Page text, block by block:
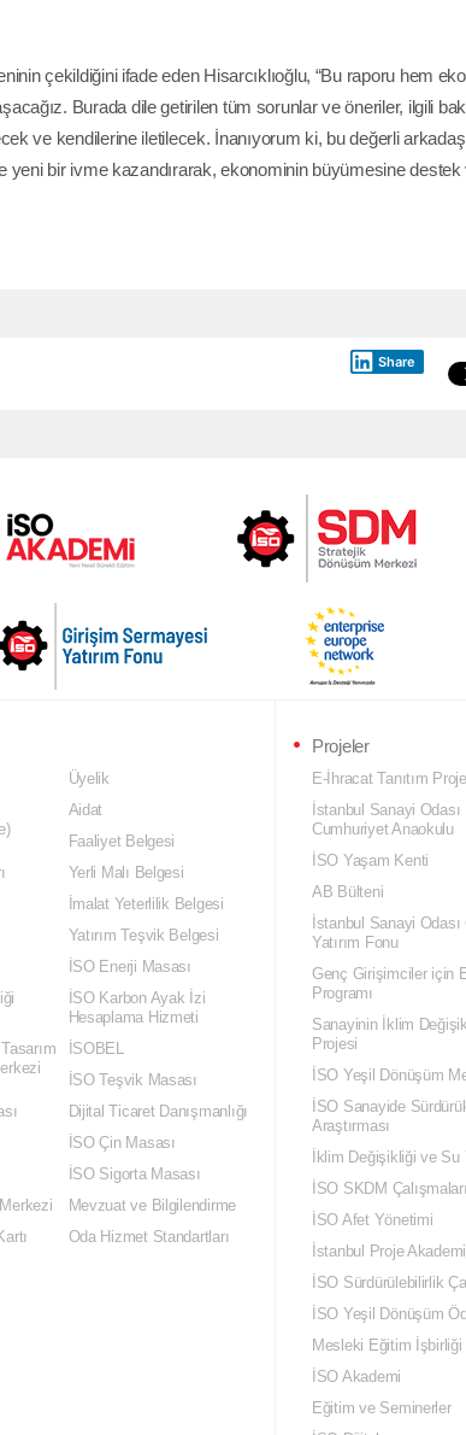
çekildiğini ifade eden Hisarcıklıoğlu, “Bu raporu hem
Burada dile getirilen tüm sorunlar ve öneriler, ilgili
ve kendilerine iletilecek. İnanıyorum ki, bu değerli
yeni bir ivme kazandırarak, ekonominin büyümesine destek
Share
Üyelik
Aidat
Faaliyet Belgesi
Yerli Malı Belgesi
İmalat Yeterlilik Belgesi
Yatırım Teşvik Belgesi
İSO Enerji Masası
İSO Karbon Ayak İzi
Hesaplama Hizmeti
İSOBEL
İSO Teşvik Masası
Dijital Ticaret Danışmanlığı
İSO Çin Masası
İSO Sigorta Masası
Mevzuat ve Bilgilendirme
Oda Hizmet Standartları
Projeler
E-İhracat Tanıtım
İstanbul Sanayi Odası
Cumhuriyet Anaokulu
İSO Yaşam Kenti
AB Bülteni
İstanbul Sanayi
Yatırım Fonu
Genç Girişimciler için
Programı
Sanayinin İklim
Projesi
İSO Yeşil Dönüşüm
İSO Sanayide
Araştırması
İklim Değişikliği ve Su
İSO SKDM Çalışmaları
İSO Afet Yönetimi
İstanbul Proje
İSO Sürdürülebilirlik
İSO Yeşil Dönüşüm
Mesleki Eğitim İşbirliği
İSO Akademi
Eğitim ve Seminerler